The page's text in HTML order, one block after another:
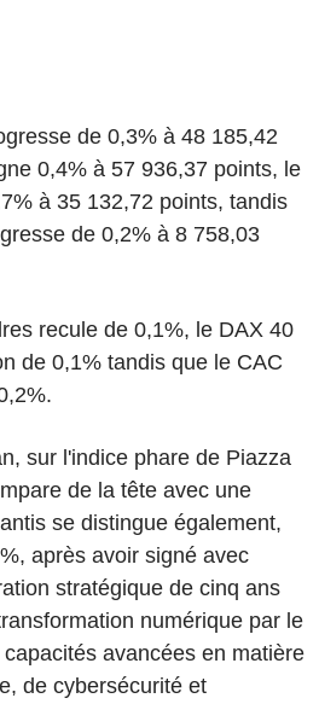
de 0,3% à 48 185,42
0,4% à 57 936,37 points, le
à 35 132,72 points, tandis
de 0,2% à 8 758,03
recule de 0,1%, le DAX 40
de 0,1% tandis que le CAC
sur l'indice phare de Piazza
de la tête avec une
se distingue également,
après avoir signé avec
stratégique de cinq ans
numérique par le
avancées en matière
de cybersécurité et